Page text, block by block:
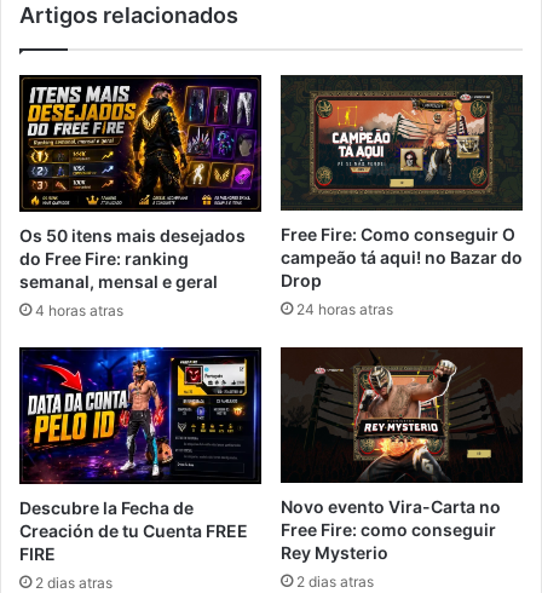
Artigos relacionados
Os 50 itens mais desejados
do Free Fire: ranking
semanal, mensal e geral
4 horas atras
Free Fire: Como conseguir O
campeão tá aqui! no Bazar do
Drop
24 horas atras
Descubre la Fecha de
Creación de tu Cuenta FREE
FIRE
2 dias atras
Novo evento Vira-Carta no
Free Fire: como conseguir
Rey Mysterio
2 dias atras